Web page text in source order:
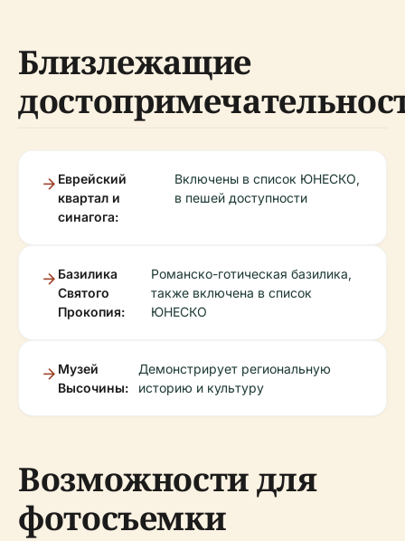
Близлежащие
Еврейский
квартал и
синагога:
Включены в список ЮНЕСКО,
в пешей доступности
Базилика
Святого
Прокопия:
Романско-готическая базилика,
также включена в список
ЮНЕСКО
Музей
Высочины:
Демонстрирует региональную
историю и культуру
Возможности для
фотосъемки